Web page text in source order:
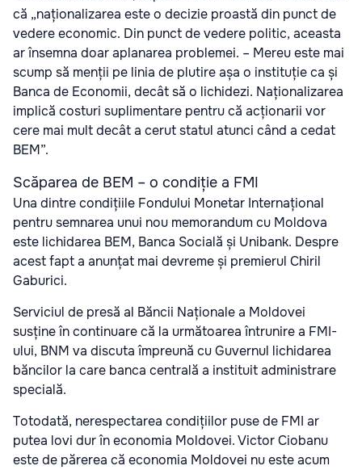
că „naționalizarea este o decizie proastă din punct de
vedere economic. Din punct de vedere politic, aceasta
ar însemna doar aplanarea problemei. – Mereu este mai
scump să menții pe linia de plutire așa o instituție ca și
Banca de Economii, decât să o lichidezi. Naționalizarea
implică costuri suplimentare pentru că acționarii vor
cere mai mult decât a cerut statul atunci când a cedat
BEM”.
Scăparea de BEM – o condiție a FMI
Una dintre condițiile Fondului Monetar Internațional
pentru semnarea unui nou memorandum cu Moldova
este lichidarea BEM, Banca Socială și Unibank. Despre
acest fapt a anunțat mai devreme și premierul Chiril
Gaburici.
Serviciul de presă al Băncii Naționale a Moldovei
susține în continuare că la următoarea întrunire a FMI-
ului, BNM va discuta împreună cu Guvernul lichidarea
băncilor la care banca centrală a instituit administrare
specială.
Totodată, nerespectarea condițiilor puse de FMI ar
putea lovi dur în economia Moldovei. Victor Ciobanu
este de părerea că economia Moldovei nu este acum